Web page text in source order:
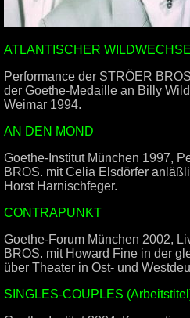
ATLANTISCHER
Performance der STRÖER
der Goethe-Medaille an Billy
Weimar 1994.
AN DEN MOND
Goethe-Institut München 1997,
BROS. mit Celia Elsdörfer
Horst Harnischfeger.
CONTRAPUNKT
Goethe-Forum München 2002,
BROS. mit Howard Fine in der
über Theater in Ost- und
SINGLES-COUPLES